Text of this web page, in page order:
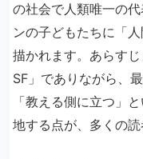
の社会で人類唯一の
ンの子どもたちに「
描かれます。あらす
SF」でありながら、
「教える側に立つ」
地する点が、多くの読